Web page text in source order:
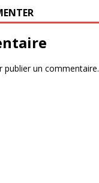
publier un commentaire.